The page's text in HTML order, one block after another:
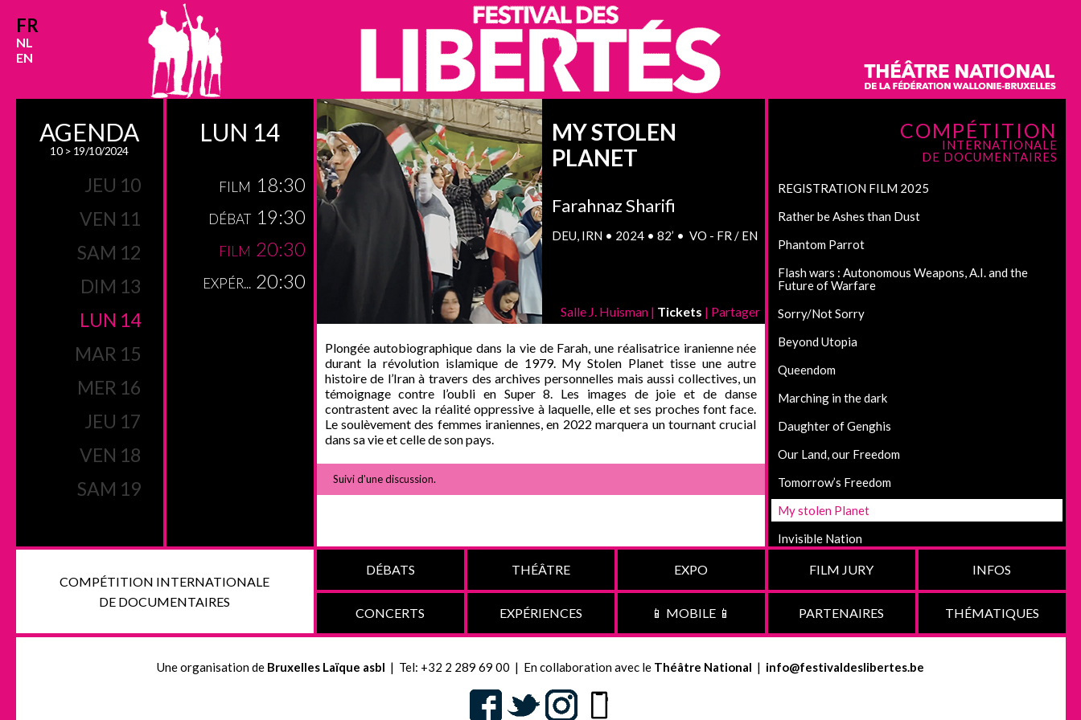
FR
NL
EN
AGENDA
10 > 19/10/2024
JEU 10
VEN 11
SAM 12
DIM 13
LUN 14
MAR 15
MER 16
JEU 17
VEN 18
SAM 19
LUN 14
FILM 18:30
DÉBAT 19:30
FILM 20:30
EXPÉR... 20:30
Salle J. Huisman | Tickets | Partager
MY STOLEN
PLANET
Farahnaz Sharifi
DEU, IRN • 2024 • 82’ • VO - FR / EN
Plongée autobiographique dans la vie de Farah, une réalisatrice iranienne née
durant la révolution islamique de 1979. My Stolen Planet tisse une autre
histoire de l’Iran à travers des archives personnelles mais aussi collectives, un
témoignage contre l’oubli en Super 8. Les images de joie et de danse
contrastent avec la réalité oppressive à laquelle, elle et ses proches font face.
Le soulèvement des femmes iraniennes, en 2022 marquera un tournant crucial
dans sa vie et celle de son pays.
Suivi d'une discussion.
COMPÉTITION
INTERNATIONALE
DE DOCUMENTAIRES
REGISTRATION FILM 2025
Rather be Ashes than Dust
Phantom Parrot
Flash wars : Autonomous Weapons, A.I. and the
Future of Warfare
Sorry/Not Sorry
Beyond Utopia
Queendom
Marching in the dark
Daughter of Genghis
Our Land, our Freedom
Tomorrow’s Freedom
My stolen Planet
Invisible Nation
Transition
A Storm Foretold
Nightwatchers
They and Them
COMPÉTITION INTERNATIONALE
DE DOCUMENTAIRES
DÉBATS
CONCERTS
THÉÂTRE EXPO
TICKETS
📱 MOBILE 📱
INFOS
THÉMATIQUES
FILM JURY
PARTENAIRES
EXPÉRIENCES
Une organisation de Bruxelles Laïque asbl | Tel: +32 2 289 69 00 | En collaboration avec le Théâtre National | info@festivaldeslibertes.be